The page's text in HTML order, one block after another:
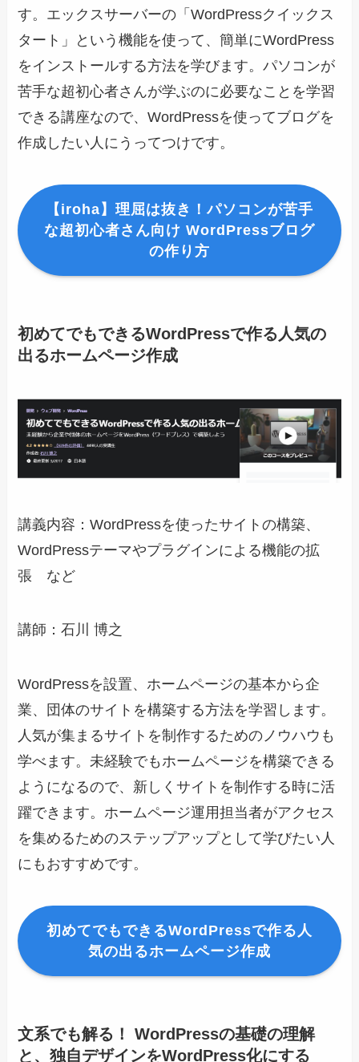
す。エックスサーバーの「WordPressクイックス
タート」という機能を使って、簡単にWordPress
をインストールする方法を学びます。パソコンが
苦手な超初心者さんが学ぶのに必要なことを学習
できる講座なので、WordPressを使ってブログを
作成したい人にうってつけです。
【iroha】理屈は抜き！パソコンが苦手
な超初心者さん向け WordPressブログ
の作り方
初めてでもできるWordPressで作る人気の
出るホームページ作成
講義内容：WordPressを使ったサイトの構築、
WordPressテーマやプラグインによる機能の拡
張 など
講師：石川 博之
WordPressを設置、ホームページの基本から企
業、団体のサイトを構築する方法を学習します。
人気が集まるサイトを制作するためのノウハウも
学べます。未経験でもホームページを構築できる
ようになるので、新しくサイトを制作する時に活
躍できます。ホームページ運用担当者がアクセス
を集めるためのステップアップとして学びたい人
にもおすすめです。
初めてでもできるWordPressで作る人
気の出るホームページ作成
文系でも解る！ WordPressの基礎の理解
と、独自デザインをWordPress化にする